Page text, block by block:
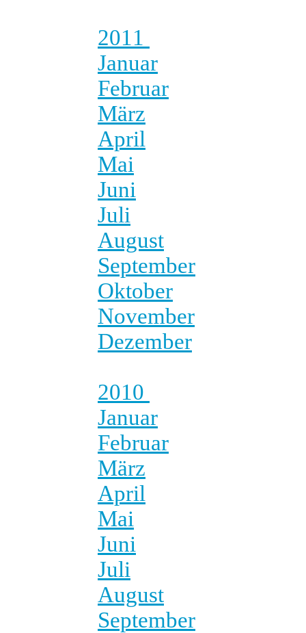
2011
Januar
Februar
März
April
Mai
Juni
Juli
August
September
Oktober
November
Dezember
2010
Januar
Februar
März
April
Mai
Juni
Juli
August
September